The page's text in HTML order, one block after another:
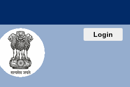
Login